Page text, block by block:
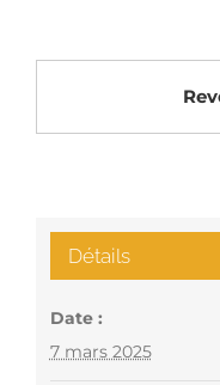
Détails
Date :
7 mars 2025